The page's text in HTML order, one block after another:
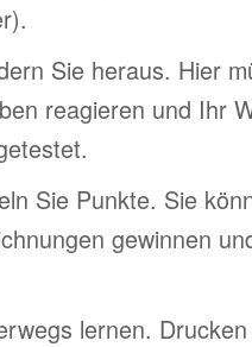
Sie heraus. Hier
reagieren und Ihr
Sie Punkte. Sie
gewinnen
lernen.